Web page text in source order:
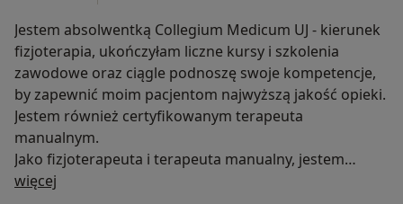
Jestem absolwentką Collegium Medicum UJ - kierunek
fizjoterapia, ukończyłam liczne kursy i szkolenia
zawodowe oraz ciągle podnoszę swoje kompetencje,
by zapewnić moim pacjentom najwyższą jakość opieki.
Jestem również certyfikowanym terapeuta
manualnym.
Jako fizjoterapeuta i terapeuta manualny, jestem
pasjonatką zdrowego i bezpiecznego ruchu. Uważam,
więcej